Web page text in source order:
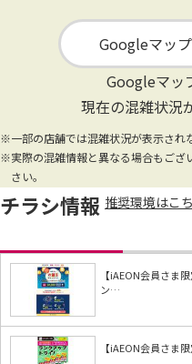
Googleマッ
Googleマッ
現在の混雑状況
※一部の店舗では混雑状況が表示され
※実際の混雑情報と異なる場合もござ
さい。
チラシ情報 推奨環境はこ
【iAEON会員さま
ン…
【iAEON会員さま